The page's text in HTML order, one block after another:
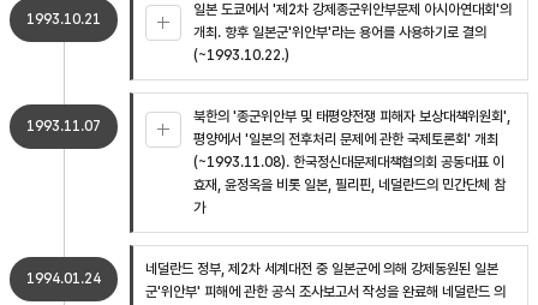
1993.10.21
일본 도쿄에서 '제2차 강제종군위안부문제 아시아연대회'의
개최. 향후 일본군'위안부'라는 용어를 사용하기로 결의
(~1993.10.22.)
1993.11.07
북한의 '종군위안부 및 태평양전쟁 피해자 보상대책위원회',
평양에서 '일본의 전후처리 문제에 관한 국제토론회' 개최
(~1993.11.08). 한국정신대문제대책협의회 공동대표 이
효재, 윤정옥을 비롯 일본, 필리핀, 네덜란드의 민간단체 참
가
1994.01.24
네덜란드 정부, 제2차 세계대전 중 일본군에 의해 강제동원된 일본
군'위안부' 피해에 관한 공식 조사보고서 작성을 완료해 네덜란드 의